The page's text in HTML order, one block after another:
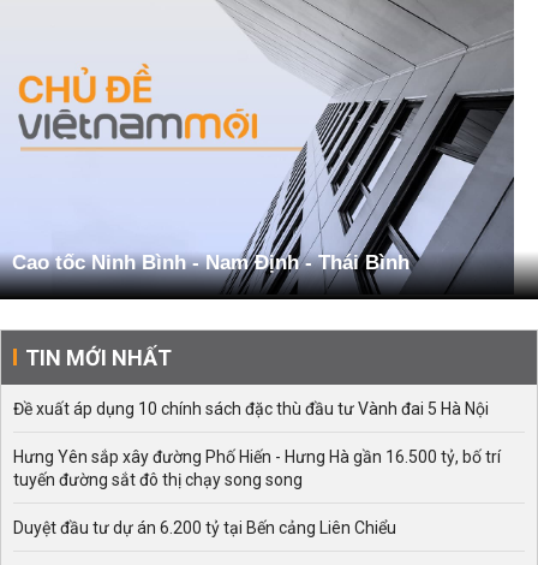
Cao tốc Ninh Bình - Nam Định - Thái Bình
TIN MỚI NHẤT
Đề xuất áp dụng 10 chính sách đặc thù đầu tư Vành đai 5 Hà Nội
Hưng Yên sắp xây đường Phố Hiến - Hưng Hà gần 16.500 tỷ, bố trí
tuyến đường sắt đô thị chạy song song
Duyệt đầu tư dự án 6.200 tỷ tại Bến cảng Liên Chiểu